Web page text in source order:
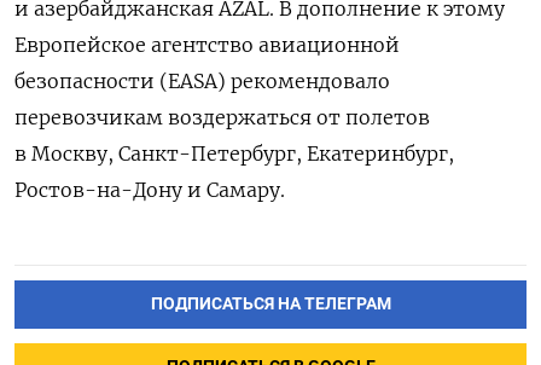
и азербайджанская AZAL. В дополнение к этому
Европейское агентство авиационной
безопасности (EASA) рекомендовало
перевозчикам воздержаться от полетов
в Москву, Санкт-Петербург, Екатеринбург,
Ростов-на-Дону и Самару.
ПОДПИСАТЬСЯ НА ТЕЛЕГРАМ